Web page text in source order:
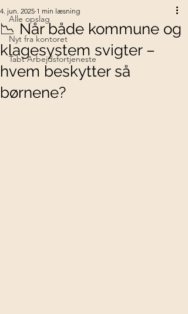
Alle opslag
Nyt fra kontoret
Tabt Arbejdsfortjeneste
📉 Når både kommune og
klagesystem svigter –
hvem beskytter så
børnene?
4. jun. 2025 1 min læsning